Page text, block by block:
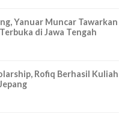
Yanuar Muncar Tawarkan
di Jawa Tengah
Rofiq Berhasil Kuliah